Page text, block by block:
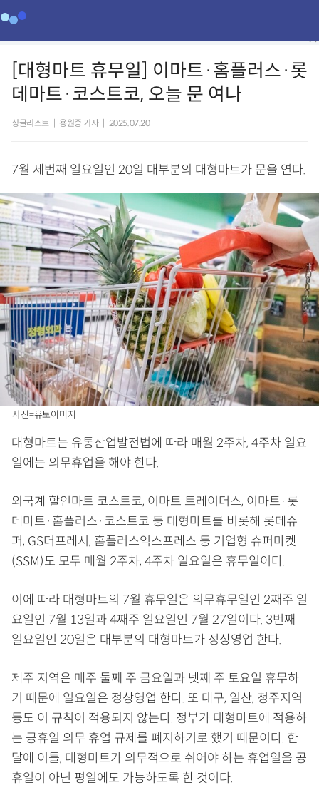
[대형마트 휴무일] 이마트·홈플러스·롯
데마트·코스트코, 오늘 문 여나
싱글리스트 용원중 기자 2025.07.20
7월 세번째 일요일인 20일 대부분의 대형마트가 문을 연다.
사진=유토이미지
대형마트는 유통산업발전법에 따라 매월 2주차, 4주차 일요
일에는 의무휴업을 해야 한다.
외국계 할인마트 코스트코, 이마트 트레이더스, 이마트·롯
데마트·홈플러스·코스트코 등 대형마트를 비롯해 롯데슈
퍼, GS더프레시, 홈플러스익스프레스 등 기업형 슈퍼마켓
(SSM)도 모두 매월 2주차, 4주차 일요일은 휴무일이다.
이에 따라 대형마트의 7월 휴무일은 의무휴무일인 2째주 일
요일인 7월 13일과 4째주 일요일인 7월 27일이다. 3번째
일요일인 20일은 대부분의 대형마트가 정상영업 한다.
제주 지역은 매주 둘째 주 금요일과 넷째 주 토요일 휴무하
기 때문에 일요일은 정상영업 한다. 또 대구, 일산, 청주지역
등도 이 규칙이 적용되지 않는다. 정부가 대형마트에 적용하
는 공휴일 의무 휴업 규제를 폐지하기로 했기 때문이다. 한
달에 이틀, 대형마트가 의무적으로 쉬어야 하는 휴업일을 공
휴일이 아닌 평일에도 가능하도록 한 것이다.